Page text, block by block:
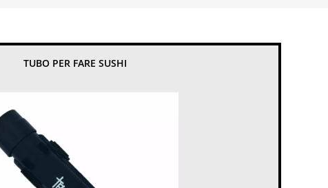
TUBO PER FARE SUSHI